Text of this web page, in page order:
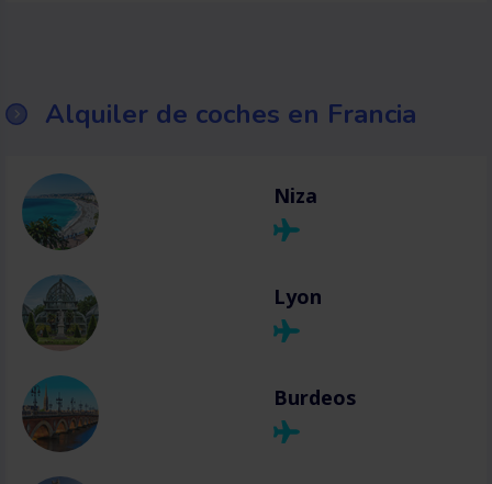
Alquiler de coches en Francia
Niza
Lyon
Burdeos